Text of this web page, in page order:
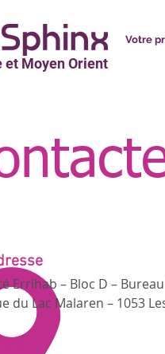
Votre
et Moyen Orient
Errihab – Bloc D –
du Lac Malaren – 1053